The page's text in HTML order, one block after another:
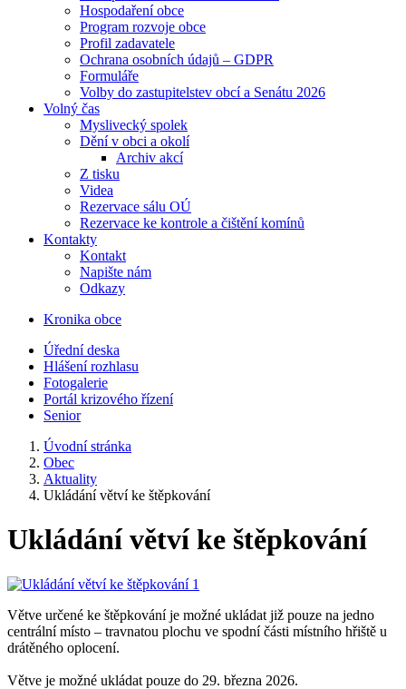
Hospodaření obce
Program rozvoje obce
Profil zadavatele
Ochrana osobních údajů – GDPR
Formuláře
Volby do zastupitelstev obcí a Senátu 2026
Volný čas
Myslivecký spolek
Dění v obci a okolí
Archiv akcí
Z tisku
Videa
Rezervace sálu OÚ
Rezervace ke kontrole a čištění komínů
Kontakty
Kontakt
Napište nám
Odkazy
Kronika obce
Úřední deska
Hlášení rozhlasu
Fotogalerie
Portál krizového řízení
Senior
Úvodní stránka
Obec
Aktuality
Ukládání větví ke štěpkování
Ukládání větví ke štěpkování
Větve určené ke štěpkování je možné ukládat již pouze na jedno
centrální místo – travnatou plochu ve spodní části místního hřiště u
drátěného oplocení.
Větve je možné ukládat pouze do 29. března 2026.